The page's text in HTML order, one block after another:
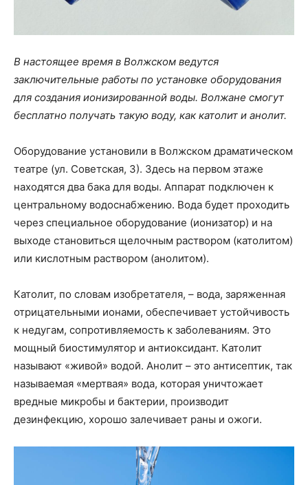
В настоящее время в Волжском ведутся
заключительные работы по установке оборудования
для создания ионизированной воды. Волжане смогут
бесплатно получать такую воду, как католит и анолит.
Оборудование установили в Волжском драматическом
театре (ул. Советская, 3). Здесь на первом этаже
находятся два бака для воды. Аппарат подключен к
центральному водоснабжению. Вода будет проходить
через специальное оборудование (ионизатор) и на
выходе становиться щелочным раствором (католитом)
или кислотным раствором (анолитом).
Католит, по словам изобретателя, – вода, заряженная
отрицательными ионами, обеспечивает устойчивость
к недугам, сопротивляемость к заболеваниям. Это
мощный биостимулятор и антиоксидант. Католит
называют «живой» водой. Анолит – это антисептик, так
называемая «мертвая» вода, которая уничтожает
вредные микробы и бактерии, производит
дезинфекцию, хорошо залечивает раны и ожоги.